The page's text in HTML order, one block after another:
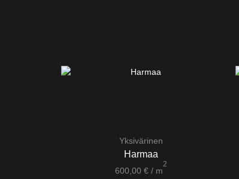
Yksivärinen
Harmaa
600,00 € / m
2